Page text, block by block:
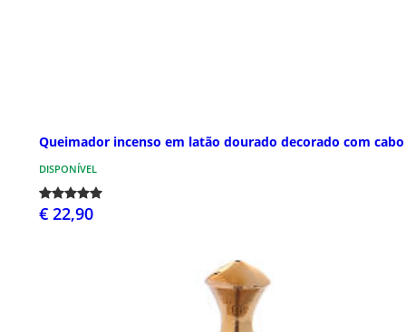
Queimador incenso em latão dourado decorado com cabo
DISPONÍVEL
€ 22,90